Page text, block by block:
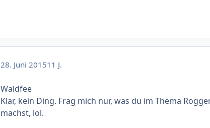
28. Juni 201511 J.
Waldfee
Klar, kein Ding. Frag mich nur, was du im Thema
machst, lol.